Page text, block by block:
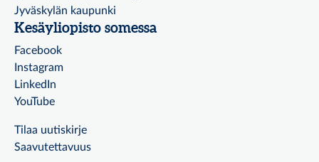
Jyväskylän kaupunki
Kesäyliopisto somessa
Facebook
Instagram
LinkedIn
YouTube
Tilaa uutiskirje
Saavutettavuus